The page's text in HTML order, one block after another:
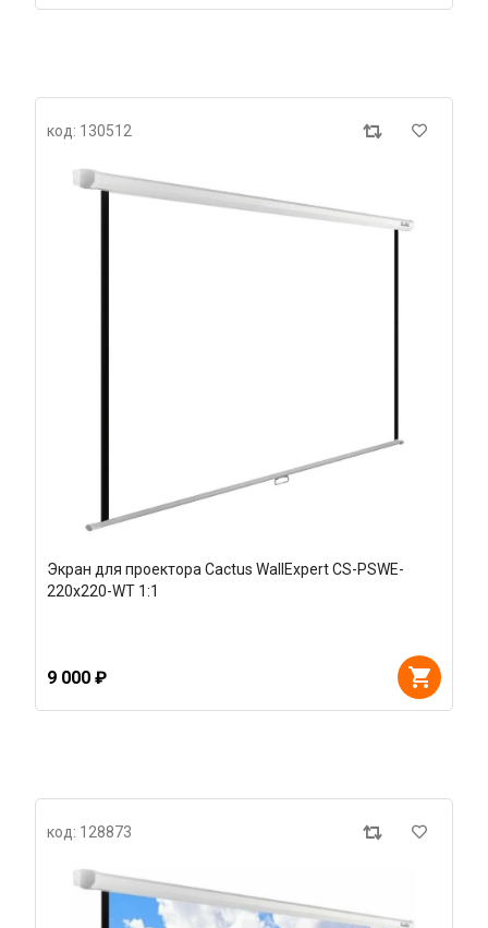
код: 130512
Экран для проектора Cactus WallExpert CS-PSWE-
220x220-WT 1:1
9 000 ₽
код: 128873